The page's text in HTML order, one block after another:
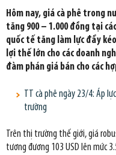
Hôm nay, giá cà phê trong
tăng 900 – 1.000 đồng tại
quốc tế tăng làm lực đẩy
lợi thế lớn cho các doanh
đàm phán giá bán cho các
TT cà phê ngày 23/4: Áp
trường
Trên thị trường thế giới, giá
tương đương 103 USD lên mức